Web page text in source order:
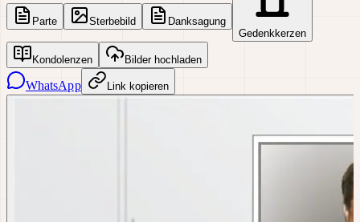
Parte Sterbebild
Danksagung
Gedenkkerzen
Kondolenzen Bilder hochladen
WhatsApp Link kopieren